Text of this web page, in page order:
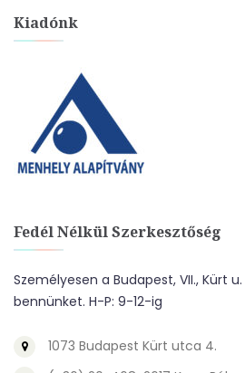
Kiadónk
Fedél Nélkül Szerkesztőség
Személyesen a Budapest, VII., Kürt
bennünket. H-P: 9-12-ig
1073 Budapest Kürt utca 4.